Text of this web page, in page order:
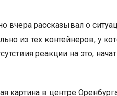
вчера рассказывал о
из тех контейнеров, у
реакции на это,
картина в центре